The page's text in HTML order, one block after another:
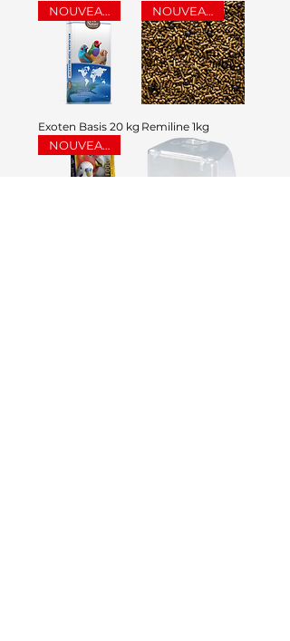
NOUVEAU
Exoten Basis 20 kg
NOUVEAU
Remiline 1kg
NOUVEAU